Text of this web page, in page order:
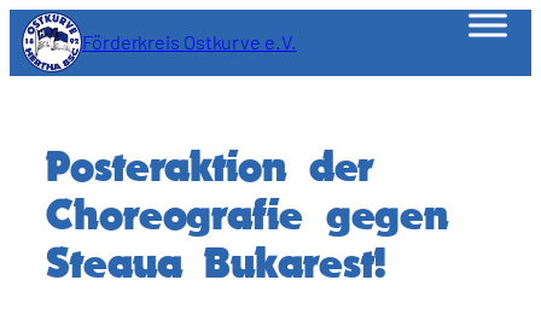
Zum
Inhalt
springen
Förderkreis Ostkurve e.V.
Posteraktion der
Choreografie gegen
Steaua Bukarest!